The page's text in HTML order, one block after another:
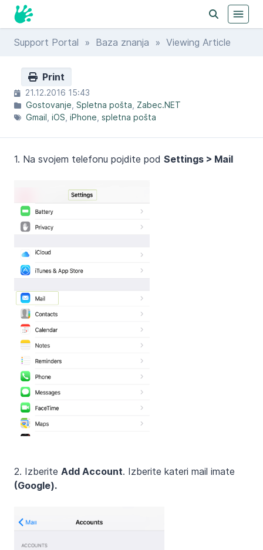
Support Portal » Baza znanja » Viewing Article
Print
21.12.2016 15:43
Gostovanje Spletna pošta Zabec.NET
Gmail iOS iPhone spletna pošta
1. Na svojem telefonu pojdite pod Settings > Mail
2. Izberite Add Account. Izberite kateri mail imate
(Google).